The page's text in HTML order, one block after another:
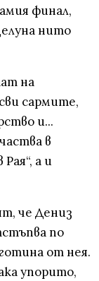
финал,
нито
на
сармите,
и...
в
а и
че Дениз
по
от нея.
упорито,